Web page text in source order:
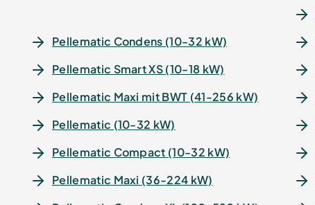
Pellematic Condens (10-32 kW)
Pellematic Smart XS (10-18 kW)
Pellematic Maxi mit BWT (41-256 kW)
Pellematic (10-32 kW)
Pellematic Compact (10-32 kW)
Pellematic Maxi (36-224 kW)